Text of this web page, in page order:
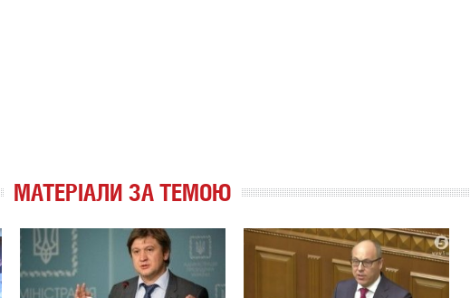
МАТЕРІАЛИ ЗА ТЕМОЮ